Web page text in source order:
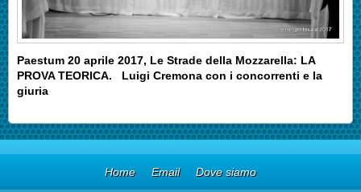
Paestum 20 aprile 2017, Le Strade della Mozzarella: LA
PROVA TEORICA. Luigi Cremona con i concorrenti e la
giuria
Home Email Dove siamo